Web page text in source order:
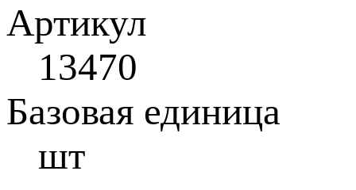
Артикул
13470
Базовая единица
шт